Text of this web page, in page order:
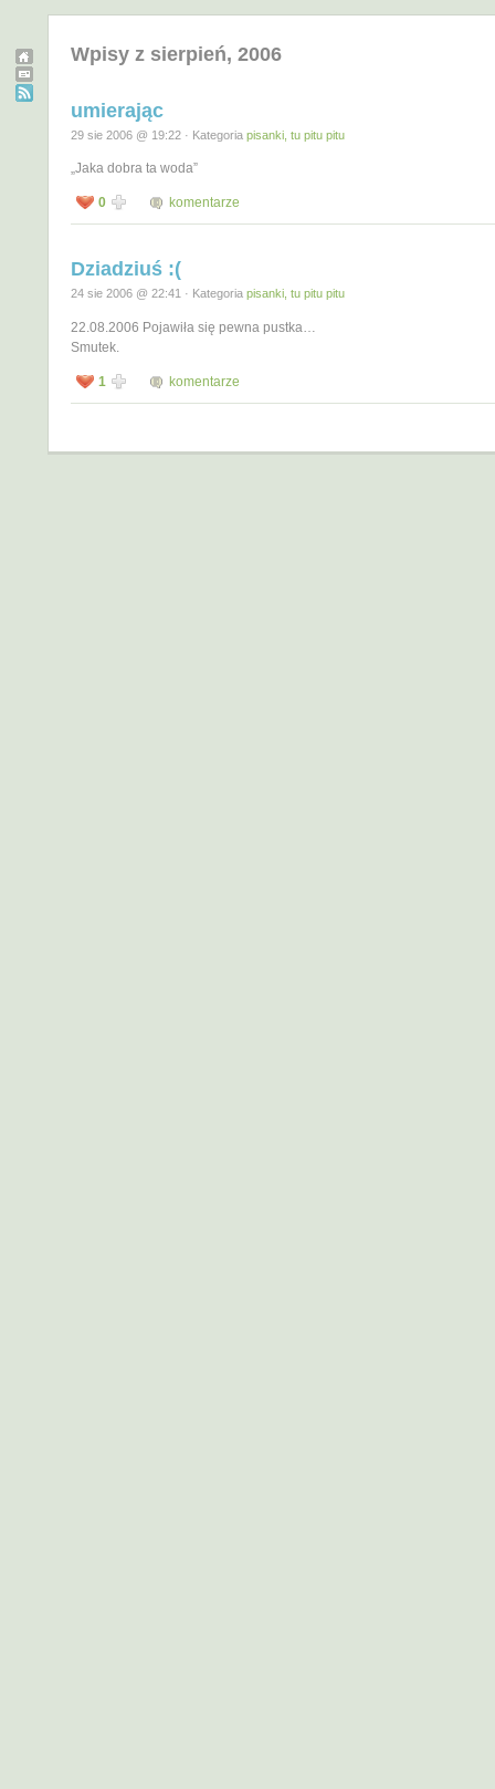
Wpisy z sierpień, 2006
umierając
29 sie 2006 @ 19:22 · Kategoria pisanki, tu pitu pitu
„Jaka dobra ta woda”
0 komentarze
Dziadziuś :(
24 sie 2006 @ 22:41 · Kategoria pisanki, tu pitu pitu
22.08.2006 Pojawiła się pewna pustka…
Smutek.
1 komentarze